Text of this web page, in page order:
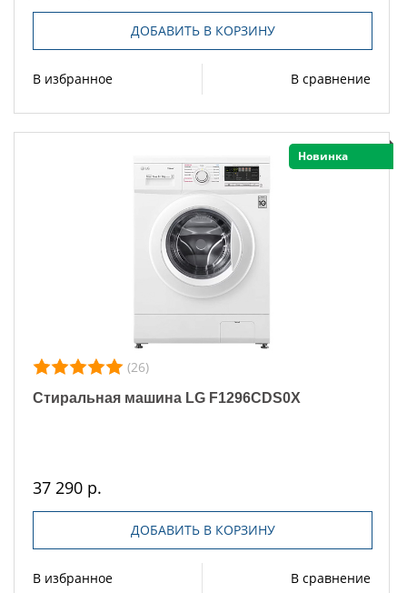
ДОБАВИТЬ В КОРЗИНУ
В избранное В сравнение
Новинка
(26)
Стиральная машина LG F1296CDS0X
37 290 р.
ДОБАВИТЬ В КОРЗИНУ
В избранное В сравнение